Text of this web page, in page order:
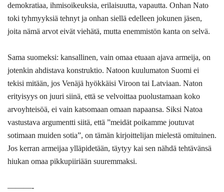
demokratiaa, ihmisoikeuksia, erilaisuutta, vapautta. Onhan Nato
toki tyhmyyksiä tehnyt ja onhan siellä edelleen jokunen jäsen,
joita nämä arvot eivät viehätä, mutta enemmistön kanta on selvä.
Sama suomeksi: kansallinen, vain omaa etuaan ajava armeija, on
jotenkin ahdistava konstruktio. Natoon kuulumaton Suomi ei
tekisi mitään, jos Venäjä hyökkäisi Viroon tai Latviaan. Naton
erityisyys on juuri siinä, että se velvoittaa puolustamaan koko
arvoyhteisöä, ei vain katsomaan omaan napaansa. Siksi Natoa
vastustava argumentti siitä, että ”meidät poikamme joutuvat
sotimaan muiden sotia”, on tämän kirjoittelijan mielestä omituinen.
Jos kerran armeijaa ylläpidetään, täytyy kai sen nähdä tehtävänsä
hiukan omaa pikkupiiriään suuremmaksi.
———-